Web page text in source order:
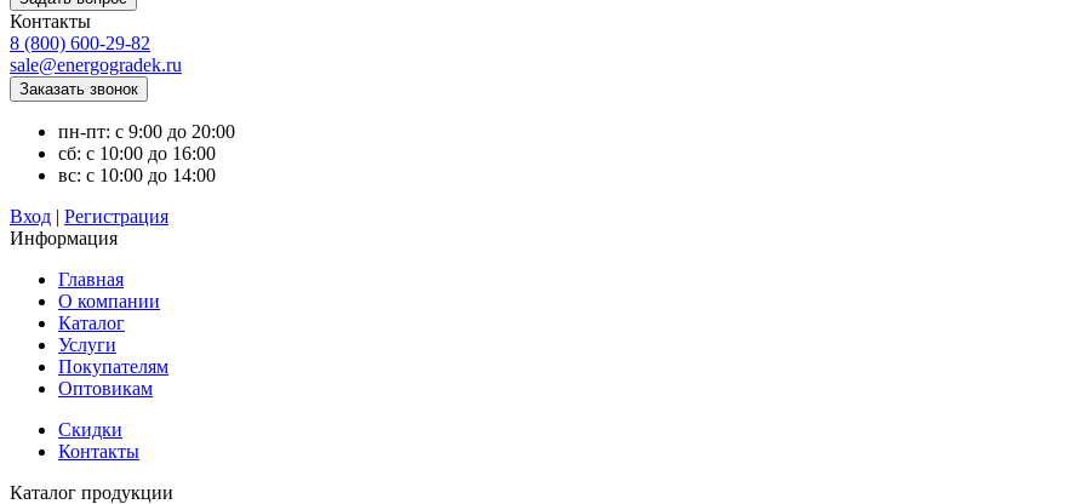
Контакты
8 (800) 600-29-82
sale@energogradek.ru
пн-пт: с 9:00 до 20:00
сб: с 10:00 до 16:00
вс: с 10:00 до 14:00
Вход | Регистрация
Информация
Главная
О компании
Каталог
Услуги
Покупателям
Оптовикам
Скидки
Контакты
Каталог продукции